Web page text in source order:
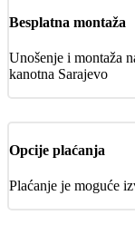
Besplatna montaža
Unošenje i montaža
kanotna Sarajevo
Opcije plaćanja
Plaćanje je moguće